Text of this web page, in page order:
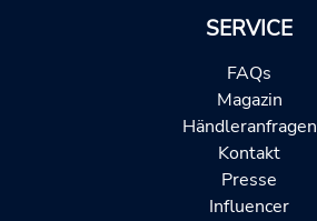
SERVICE
FAQs
Magazin
Händleranfragen
Kontakt
Presse
Influencer